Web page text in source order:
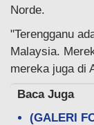
Norde.
"Terengganu
Malaysia.
mereka juga di
Baca Juga
(GALERI